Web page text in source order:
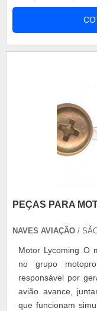
modernidade. Os
sua utilidade irá se
os equipamentos
PEÇAS PARA
NAVES AVIAÇÃO /
Motor Lycoming O
no grupo
responsável por
avião avance,
que funcionam